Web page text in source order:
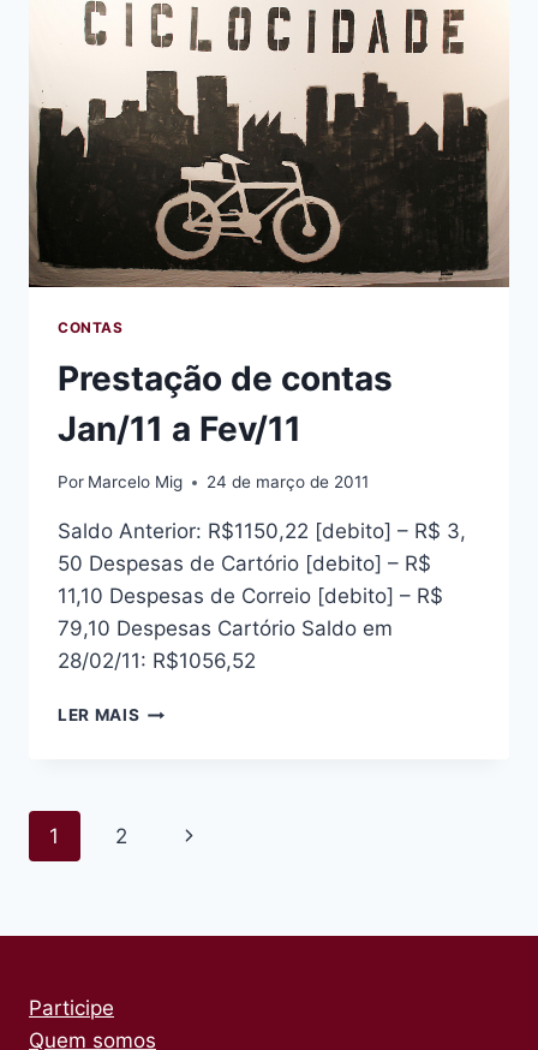
CONTAS
Prestação de contas
Jan/11 a Fev/11
Por Marcelo Mig 24 de março de 2011
Saldo Anterior: R$1150,22 [debito] – R$ 3,
50 Despesas de Cartório [debito] – R$
11,10 Despesas de Correio [debito] – R$
79,10 Despesas Cartório Saldo em
28/02/11: R$1056,52
LER MAIS PRESTAÇÃO
FEV/11
Navegação
Página
1 2
Página
Participe
Quem somos